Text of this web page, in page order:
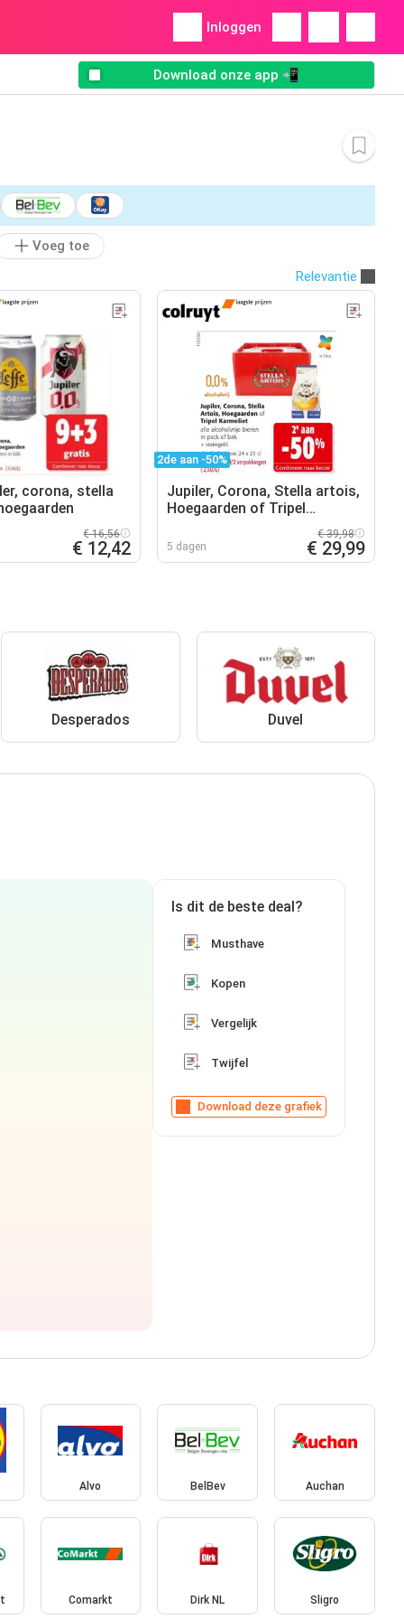
Inloggen
Download onze app 📲
Voeg toe
Relevantie
corona, stella
€ 16,56
€ 12,42
2de aan -50%
Jupiler, Corona, Stella artois,
Hoegaarden of Tripel
5 dagen
€ 39,98
€ 29,99
Desperados Duvel
Is dit de beste deal?
Musthave
Kopen
Vergelijk
Twijfel
Download deze grafiek
Alvo BelBev Auchan
Comarkt Dirk NL Sligro